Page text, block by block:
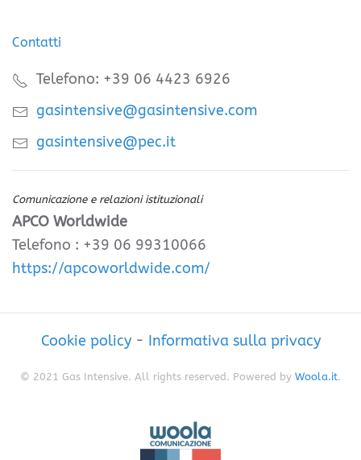
Contatti
Telefono: +39 06 4423 6926
gasintensive@gasintensive.com
gasintensive@pec.it
Comunicazione e relazioni istituzionali
APCO Worldwide
Telefono : +39 06 99310066
https://apcoworldwide.com/
Cookie policy- Informativa sulla privacy
© 2021 Gas Intensive. All rights reserved. Powered by Woola.it.